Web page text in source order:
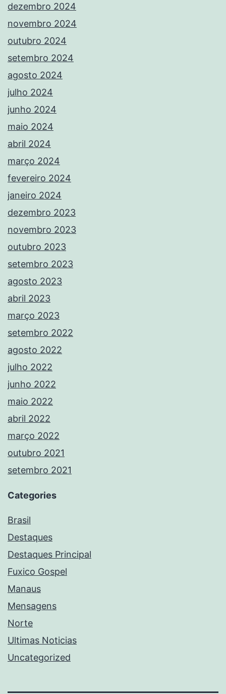
dezembro 2024
novembro 2024
outubro 2024
setembro 2024
agosto 2024
julho 2024
junho 2024
maio 2024
abril 2024
março 2024
fevereiro 2024
janeiro 2024
dezembro 2023
novembro 2023
outubro 2023
setembro 2023
agosto 2023
abril 2023
março 2023
setembro 2022
agosto 2022
julho 2022
junho 2022
maio 2022
abril 2022
março 2022
outubro 2021
setembro 2021
Categories
Brasil
Destaques
Destaques Principal
Fuxico Gospel
Manaus
Mensagens
Norte
Ultimas Noticias
Uncategorized